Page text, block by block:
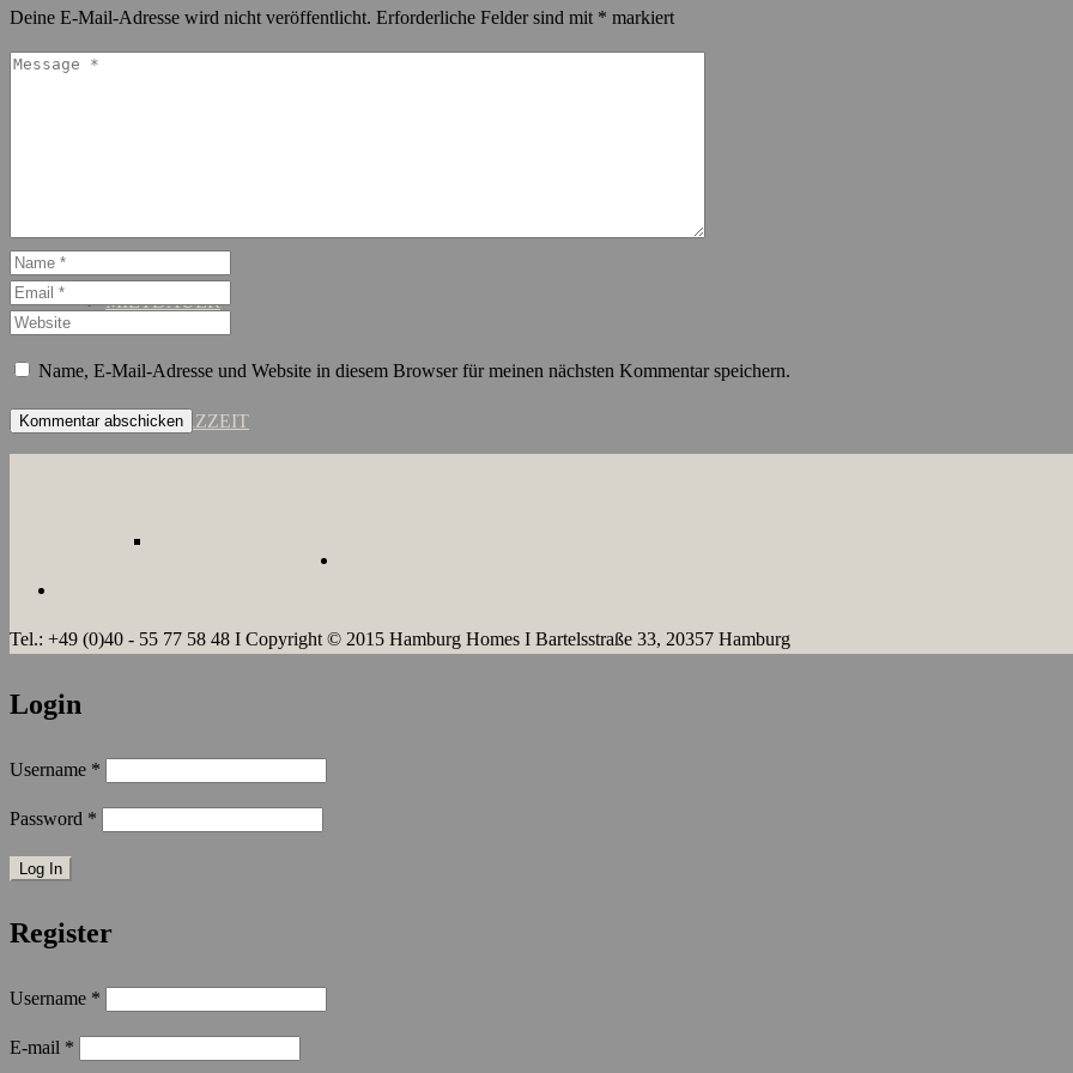
MIETDAUER
KURZZEIT
Deine E-Mail-Adresse wird nicht veröffentlicht. Erforderliche Felder sind mit * markiert
Name, E-Mail-Adresse und Website in diesem Browser für meinen nächsten Kommentar speichern.
Tel.: +49 (0)40 - 55 77 58 48 I Copyright © 2015 Hamburg Homes I Bartelsstraße 33, 20357 Hamburg
Login
Username *
Password *
Register
Username *
E-mail *